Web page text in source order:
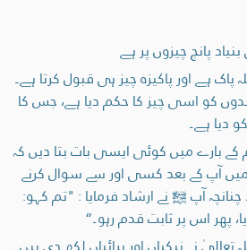
پانچ چیزوں پر ہے
ہے اور پاکیزہ چیز ہی قبول کرتا ہے۔
کو اسی چیز کا حکم دیا ہے، جس کا
دیا ہے۔
بارے میں کوئی ایسی بات بتا دیں کہ
آپ کے بعد کسی اور سے سوال کرنے
آپ ﷺ نے ارشاد فرمایا : "تم کہو:
پھر اس پر ثابت قدم رہو۔“